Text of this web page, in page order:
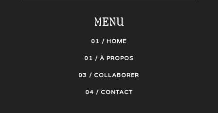
MENU
01 / HOME
01 / À PROPOS
03 / COLLABORER
04 / CONTACT